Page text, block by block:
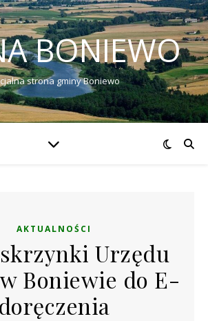
narzędzi
BONIEWO
strona gminy Boniewo
AKTUALNOŚCI
Urzędu
Boniewie do E-
doręczenia